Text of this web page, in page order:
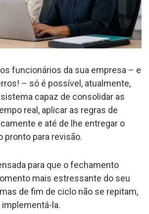
funcionários da sua empresa – e
– só é possível, atualmente,
capaz de consolidar as
real, aplicar as regras de
e até de lhe entregar o
pronto para revisão.
para que o fechamento
mais estressante do seu
de fim de ciclo não se repitam,
la.